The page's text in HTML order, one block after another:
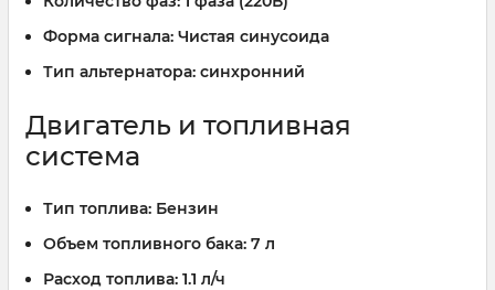
Форма сигнала: Чистая синусоида
Тип альтернатора: синхронний
Двигатель и топливная
система
Тип топлива: Бензин
Объем топливного бака: 7 л
Расход топлива: 1.1 л/ч